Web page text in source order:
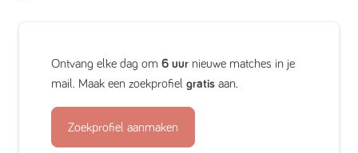
Ontvang elke dag om 6 uur nieuwe matches in je
mail. Maak een zoekprofiel gratis aan.
Zoekprofiel aanmaken